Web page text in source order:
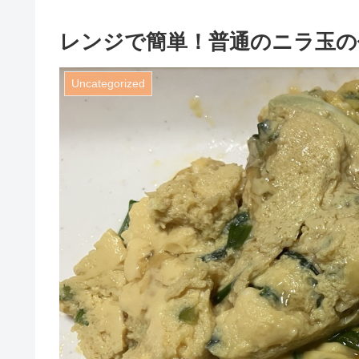
レンジで簡単！普通のニラ玉
Uncategorized